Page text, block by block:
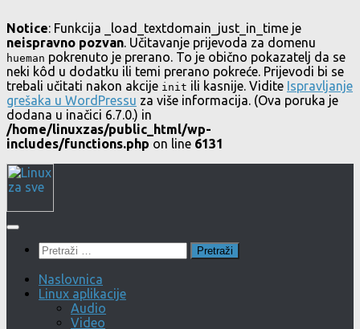
Notice: Funkcija _load_textdomain_just_in_time je
neispravno pozvan. Učitavanje prijevoda za domenu
hueman pokrenuto je prerano. To je obično pokazatelj da se
neki kôd u dodatku ili temi prerano pokreće. Prijevodi bi se
trebali učitati nakon akcije init ili kasnije. Vidite Ispravljanje
grešaka u WordPressu za više informacija. (Ova poruka je
dodana u inačici 6.7.0.) in
/home/linuxzas/public_html/wp-
includes/functions.php on line 6131
Skip
to
Pretraži:
Naslovnica
Linux aplikacije
Audio
Video